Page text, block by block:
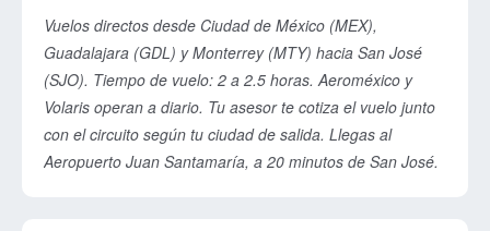
Vuelos directos desde Ciudad de México (MEX),
Guadalajara (GDL) y Monterrey (MTY) hacia San José
(SJO). Tiempo de vuelo: 2 a 2.5 horas. Aeroméxico y
Volaris operan a diario. Tu asesor te cotiza el vuelo junto
con el circuito según tu ciudad de salida. Llegas al
Aeropuerto Juan Santamaría, a 20 minutos de San José.